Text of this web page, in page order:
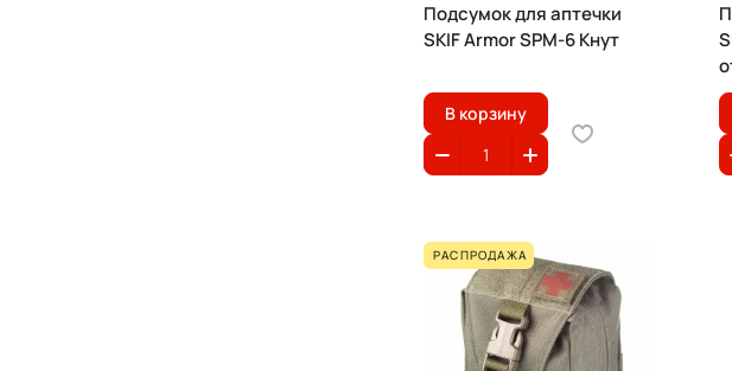
Подсумок для аптечки
SKIF Armor SPM-6 Кнут
В корзину
РАСПРОДАЖА